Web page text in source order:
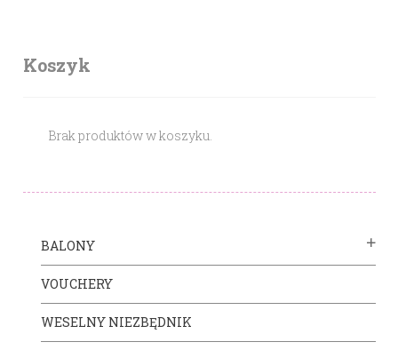
Koszyk
Brak produktów w koszyku.
BALONY
VOUCHERY
WESELNY NIEZBĘDNIK